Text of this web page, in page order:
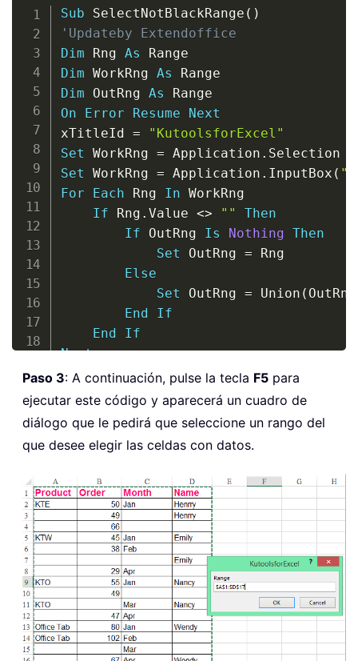
Sub SelectNotBlackRange ( )
'Updateby Extendoffice
Dim Rng As
Dim WorkRng As
Dim OutRng As
On
Error Resume
Next
xTitleId =
"KutoolsforExcel"
Set WorkRng = Application .
Set WorkRng = Application . InputBox (
For
Each Rng In WorkRng
If Rng . Value <> ""
Then
If OutRng Is Nothing Then
Set OutRng = Rng
Else
Set OutRng = Union ( OutRng
End
If
End
If
Next
If Not OutRng Is Nothing
Then
    OutRng
End
Sub
Paso 3: A continuación, pulse la tecla F5 para
ejecutar este código y aparecerá un cuadro de
diálogo que le pedirá que seleccione un rango del
que desee elegir las celdas con datos.